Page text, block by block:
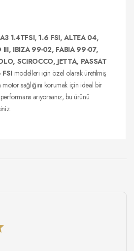
1.4TFSI, 1.6 FSI, ALTEA 04,
III, IBIZA 99-02, FABIA 99-07,
SCIROCCO, JETTA, PASSAT
modelleri için özel olarak üretilmiş
motor sağlığını korumak için ideal bir
arıyorsanız, bu ürünü